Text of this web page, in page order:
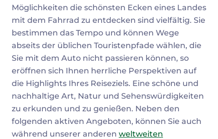
Möglichkeiten die schönsten Ecken eines Landes
mit dem Fahrrad zu entdecken sind vielfältig. Sie
bestimmen das Tempo und können Wege
abseits der üblichen Touristenpfade wählen, die
Sie mit dem Auto nicht passieren können, so
eröffnen sich Ihnen herrliche Perspektiven auf
die Highlights Ihres Reiseziels. Eine schöne und
nachhaltige Art, Natur und Sehenswürdigkeiten
zu erkunden und zu genießen. Neben den
folgenden aktiven Angeboten, können Sie auch
während unserer anderen weltweiten